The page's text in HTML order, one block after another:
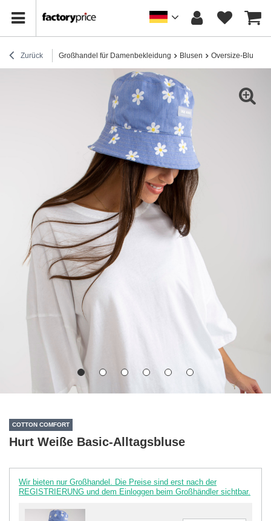
Zurück Großhandel für Damenbekleidung Blusen Oversize-Blusen
COTTON COMFORT
Hurt Weiße Basic-Alltagsbluse
Wir bieten nur Großhandel. Die Preise sind erst nach der
REGISTRIERUNG und dem Einloggen beim Großhändler sichtbar.